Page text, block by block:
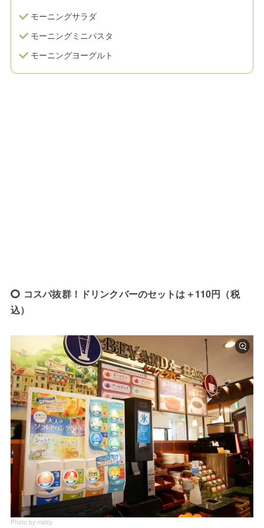
モーニングサラダ
モーニングミニパスタ
モーニングヨーグルト
コスパ抜群！ドリンクバーのセットは＋110円（税
込）
Photo by maicy